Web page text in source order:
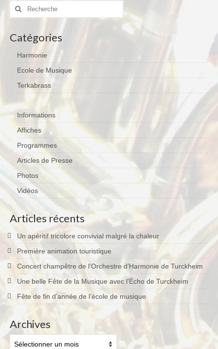
Rechercher
Catégories
Harmonie
Ecole de Musique
Terkabrass
Informations
Affiches
Programmes
Articles de Presse
Photos
Vidéos
Articles récents
Un apéritif tricolore convivial malgré la chaleur
Première animation touristique
Concert champêtre de l’Orchestre d’Harmonie de Turckheim
Une belle Fête de la Musique avec l’Écho de Turckheim
Fête de fin d’année de l’école de musique
Archives